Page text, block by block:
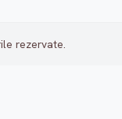
rezervate.